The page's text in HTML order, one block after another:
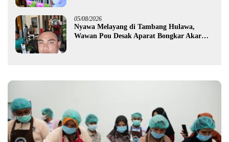
05/08/2026
Nyawa Melayang di Tambang Hulawa,
Wawan Pou Desak Aparat Bongkar Akar